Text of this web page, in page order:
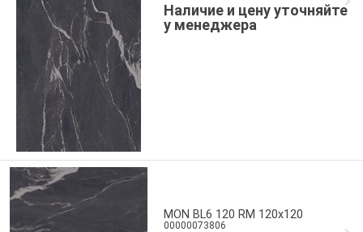
Наличие и цену уточняйте
у менеджера
MON BL6 120 RM 120x120
00000073806